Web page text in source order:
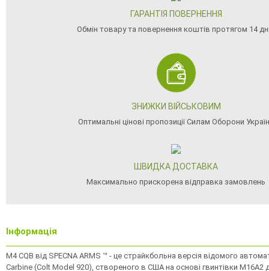
ГАРАНТІЯ ПОВЕРНЕННЯ
Обмін товару та повернення коштів протягом 14
ЗНИЖКИ ВІЙСЬКОВИМ
Оптимальні цінові пропозиції Силам Оборони
ШВИДКА ДОСТАВКА
Максимально прискорена відправка замовлень
Інформація
M4 CQB від SPECNA ARMS ™ - це страйкбольна версія відомого
Carbine (Colt Model 920), створеного в США на основі гвинтівки М16А2